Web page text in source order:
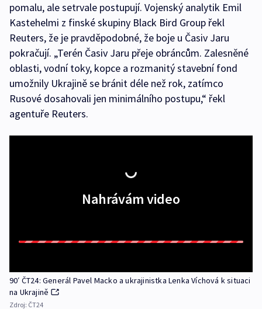
pomalu, ale setrvale postupují. Vojenský analytik Emil
Kastehelmi z finské skupiny Black Bird Group řekl
Reuters, že je pravděpodobné, že boje u Časiv Jaru
pokračují. „Terén Časiv Jaru přeje obráncům. Zalesněné
oblasti, vodní toky, kopce a rozmanitý stavební fond
umožnily Ukrajině se bránit déle než rok, zatímco
Rusové dosahovali jen minimálního postupu,“ řekl
agentuře Reuters.
Nahrávám video
90′ ČT24: Generál Pavel Macko a ukrajinistka Lenka Víchová k situaci
na Ukrajině
Zdroj: ČT24